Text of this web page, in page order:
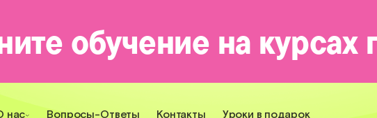
нас Вопросы-Ответы Контакты Уроки в подарок
обучение на